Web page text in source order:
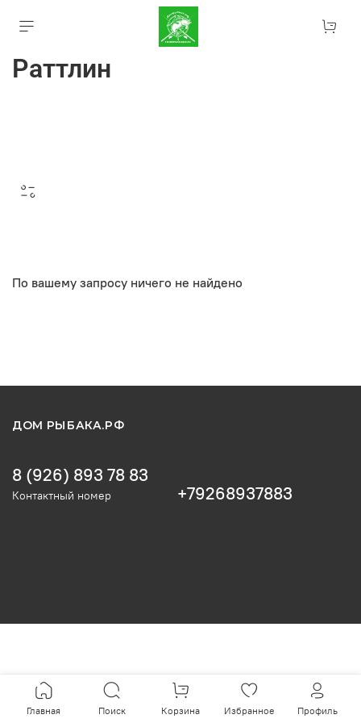
Раттлин
По вашему запросу ничего не найдено
ДОМ РЫБАКА.РФ
8 (926) 893 78 83
Контактный номер +79268937883
Главная Поиск Корзина Избранное Профиль